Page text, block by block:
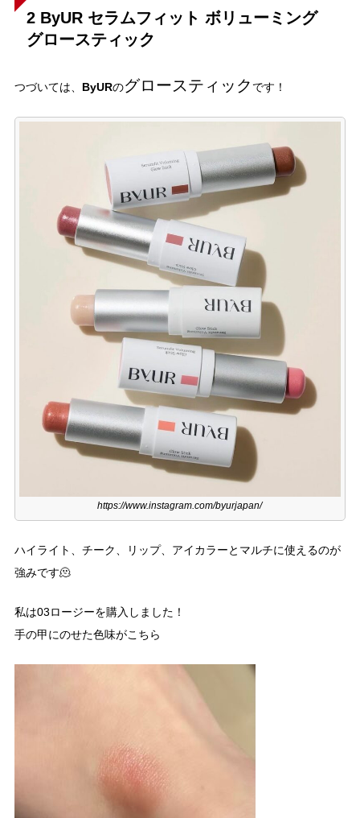
2 ByUR セラムフィット ボリューミング
グロースティック
つづいては、 ByURのグロースティック です！
https://www.instagram.com/byurjapan/
ハイライト、チーク、リップ、アイカラーとマルチに使えるのが
強みです🫠
私は03ロージーを購入しました！
手の甲にのせた色味がこちら